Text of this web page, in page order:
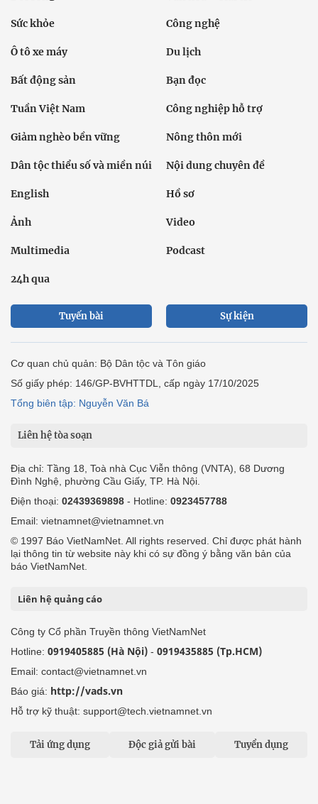
Sức khỏe Công nghệ
Ô tô xe máy Du lịch
Bất động sản Bạn đọc
Tuần Việt Nam Công nghiệp hỗ trợ
Giảm nghèo bền vững Nông thôn mới
Dân tộc thiểu số và miền núi Nội dung chuyên đề
English Hồ sơ
Ảnh Video
Multimedia Podcast
24h qua
Tuyến bài Sự kiện
Cơ quan chủ quản: Bộ Dân tộc và Tôn giáo
Số giấy phép: 146/GP-BVHTTDL, cấp ngày 17/10/2025
Tổng biên tập: Nguyễn Văn Bá
Liên hệ tòa soạn
Địa chỉ: Tầng 18, Toà nhà Cục Viễn thông (VNTA), 68 Dương
Đình Nghệ, phường Cầu Giấy, TP. Hà Nội.
Điện thoại: 02439369898 - Hotline: 0923457788
Email: vietnamnet@vietnamnet.vn
© 1997 Báo VietNamNet. All rights reserved. Chỉ được phát hành
lại thông tin từ website này khi có sự đồng ý bằng văn bản của
báo VietNamNet.
Liên hệ quảng cáo
Công ty Cổ phần Truyền thông VietNamNet
Hotline: 0919405885 (Hà Nội) - 0919435885 (Tp.HCM)
Email: contact@vietnamnet.vn
Báo giá: http://vads.vn
Hỗ trợ kỹ thuật: support@tech.vietnamnet.vn
Tải ứng dụng Độc giả gửi bài Tuyển dụng